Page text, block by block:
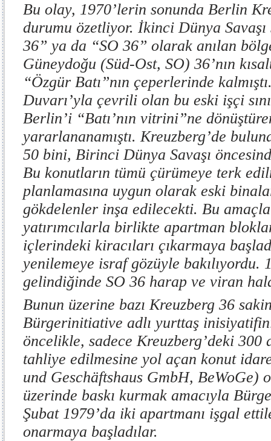
Bu olay, 1970’lerin sonunda Berlin
durumu özetliyor. İkinci Dünya Savaşı
36” ya da “SO 36” olarak anılan
Güneydoğu (Süd-Ost, SO) 36’nın
“Özgür Batı”nın çeperlerinde
Duvarı’yla çevrili olan bu eski işçi
Berlin’i “Batı’nın vitrini”ne
yararlananamıştı. Kreuzberg’de
50 bini, Birinci Dünya Savaşı
Bu konutların tümü çürümeye terk
planlamasına uygun olarak eski
gökdelenler inşa edilecekti. Bu
yatırımcılarla birlikte apartman
içlerindeki kiracıları çıkarmaya
yenilemeye israf gözüyle bakılıyordu.
gelindiğinde SO 36 harap ve viran
Bunun üzerine bazı Kreuzberg 36
Bürgerinitiative adlı yurttaş
öncelikle, sadece Kreuzberg’deki 300
tahliye edilmesine yol açan konut
und Geschäftshaus GmbH, BeWoGe)
üzerinde baskı kurmak amacıyla
Şubat 1979’da iki apartmanı işgal
onarmaya başladılar.